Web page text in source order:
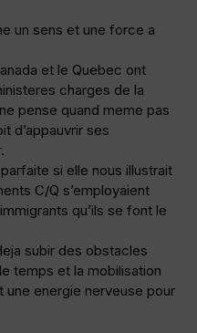
un sens et une force a
et le Quebec ont
charges de la
pense quand meme pas
d’appauvrir ses
si elle nous illustrait
C/Q s’employaient
qu’ils se font le
subir des obstacles
temps et la mobilisation
une energie nerveuse pour